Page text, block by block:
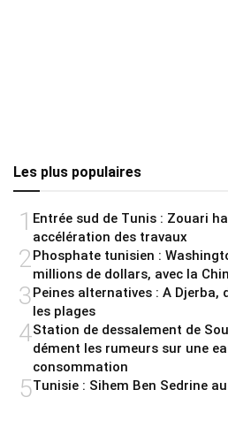
Les plus populaires
1 Entrée sud de Tunis : Zouari
accélération des travaux
2Phosphate tunisien :
millions de dollars, avec la
3Peines alternatives : A Djerba,
les plages
4Station de dessalement de
dément les rumeurs sur une
consommation
5Tunisie : Sihem Ben Sedrine